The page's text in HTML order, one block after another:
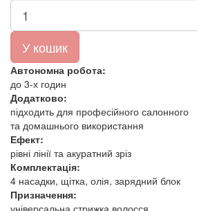
У кошик
Автономна робота:
до 3-х годин
Додатково:
підходить для професійного салонного
та домашнього використання
Ефект:
рівні лінії та акуратний зріз
Комплектація:
4 насадки, щітка, олія, зарядний блок
Призначення:
універсальна стрижка волосся